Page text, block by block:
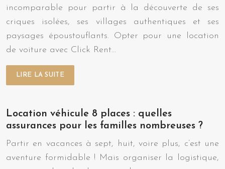
incomparable pour partir à la découverte de ses
criques isolées, ses villages authentiques et ses
paysages époustouflants. Opter pour une location
de voiture avec Click Rent…
LIRE LA SUITE
Location véhicule 8 places : quelles
assurances pour les familles nombreuses ?
Partir en vacances à sept, huit, voire plus, c’est une
aventure formidable ! Mais organiser la logistique,